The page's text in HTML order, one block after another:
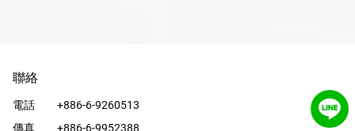
聯絡
電話
+886-6-9260513
傳真
+886-6-9952388